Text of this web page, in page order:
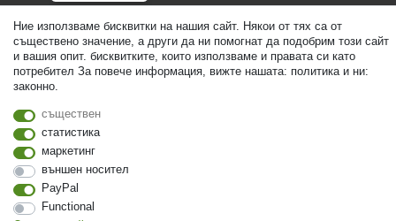
© Copyright 2026 | Всички права запазени. - Alle Rechte vorbehalten.
Preisangaben inkl. gesetzl. 19% MwSt. | Grundpreise siehe Artikeldetail | *Gilt für
Ние използваме бисквитки на нашия сайт. Някои от тях са от
съществено значение, а други да ни помогнат да подобрим този сайт
и вашия опит. бисквитките, които използваме и правата си като
потребител За повече информация, вижте нашата: политика и ни:
законно.
съществен
статистика
маркетинг
външен носител
PayPal
Functional